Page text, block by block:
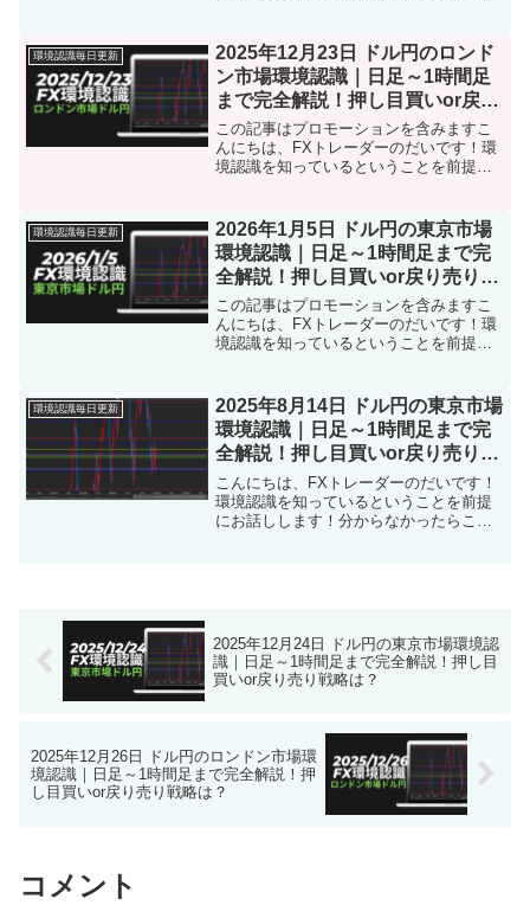
めました。トレード前に「目線の確認」
「戦略の立て直し...
環境認識毎日更新
2025年12月23日 ドル円のロンド
ン市場環境認識｜日足～1時間足
まで完全解説！押し目買いor戻り
売り戦略は？
この記事はプロモーションを含みますこ
んにちは、FXトレーダーのだいです！環
境認識を知っているということを前提に
市場】のドル円の環境認識をまとめまし
た。トレード前...
環境認識毎日更新
2026年1月5日 ドル円の東京市場
環境認識｜日足～1時間足まで完
全解説！押し目買いor戻り売り戦
略は？
この記事はプロモーションを含みますこ
んにちは、FXトレーダーのだいです！環
境認識を知っているということを前提に
のドル円の環境認識をまとめました。ト
レード前に「目線...
環境認識毎日更新
2025年8月14日 ドル円の東京市場
環境認識｜日足～1時間足まで完
全解説！押し目買いor戻り売り戦
略は？
こんにちは、FXトレーダーのだいです！
環境認識を知っているということを前提
にお話しします！分からなかったらこち
2025年12月24日 ドル円の東京市場環境認
識｜日足～1時間足まで完全解説！押し目
買いor戻り売り戦略は？
2025年12月26日 ドル円のロンドン市場環
境認識｜日足～1時間足まで完全解説！押
し目買いor戻り売り戦略は？
コメント